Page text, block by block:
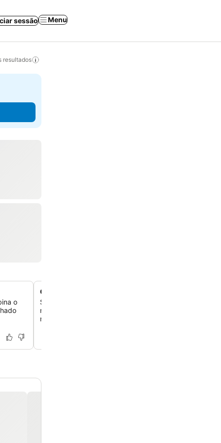
sessão Menu
resultados
o
Culinária marroquina e internacional refinada
Saboreie pratos deliciosos no restaurante do local, que
mistura de sabores mediterrâneos e marroquinos, com
refeições ao ar livre à beira da piscina.